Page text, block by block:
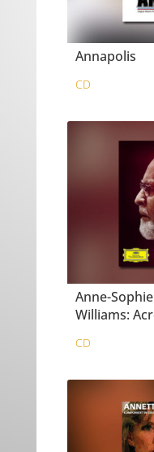
Annapolis
CD
Anne-
Williams:
CD